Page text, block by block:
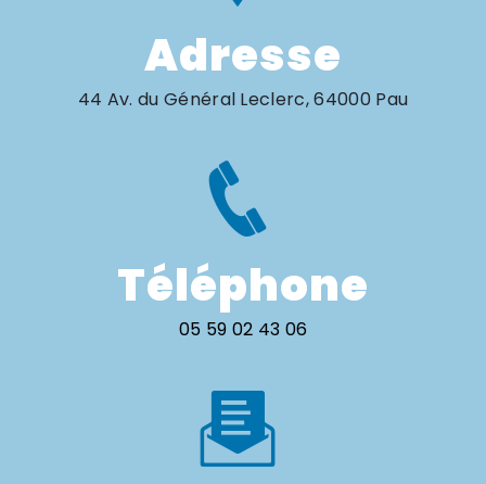
Adresse
44 Av. du Général Leclerc, 64000 Pau
Téléphone
05 59 02 43 06